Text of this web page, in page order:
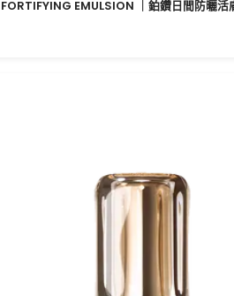
FORTIFYING EMULSION ｜鉑鑽日間防曬